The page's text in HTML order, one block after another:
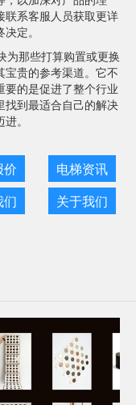
联系客服人员获取更详
定。
为那些打算购置或更换
贵的参考渠道。它不
的是促进了整个行业
找到最适合自己的解决
。
价
电梯资讯
们
关于我们